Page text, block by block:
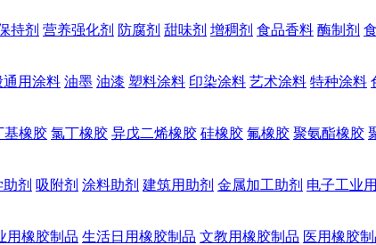
持剂 营养强化剂 防腐剂 甜味剂 增稠剂 食品香料 酶制剂
通用涂料 油墨 油漆 塑料涂料 印染涂料 艺术涂料 特种涂料
基橡胶 氯丁橡胶 异戊二烯橡胶 硅橡胶 氟橡胶 聚氨酯橡胶
剂 吸附剂 涂料助剂 建筑用助剂 金属加工助剂 电子工业
用橡胶制品 生活日用橡胶制品 文教用橡胶制品 医用橡胶